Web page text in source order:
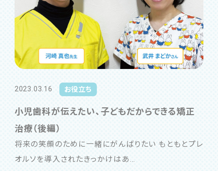
2023.03.16 お役立ち
小児歯科が伝えたい、子どもだからできる矯正
治療（後編）
将来の笑顔のために一緒にがんばりたい もともとプレ
オルソを導入されたきっかけはあ...